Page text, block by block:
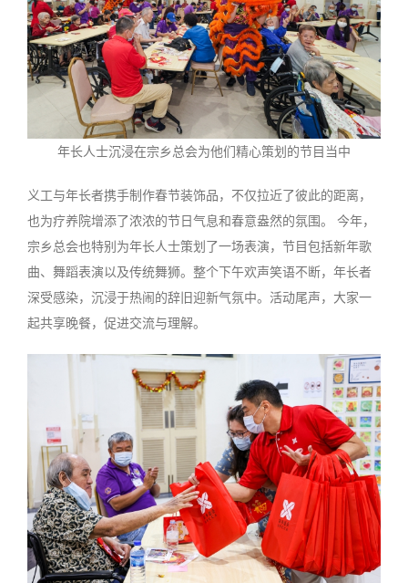
年长人士沉浸在宗乡总会为他们精心策划的节目当中
义工与年长者携手制作春节装饰品，不仅拉近了彼此的距离，
也为疗养院增添了浓浓的节日气息和春意盎然的氛围。 今年，
宗乡总会也特别为年长人士策划了一场表演，节目包括新年歌
曲、舞蹈表演以及传统舞狮。整个下午欢声笑语不断，年长者
深受感染，沉浸于热闹的辞旧迎新气氛中。活动尾声，大家一
起共享晚餐，促进交流与理解。